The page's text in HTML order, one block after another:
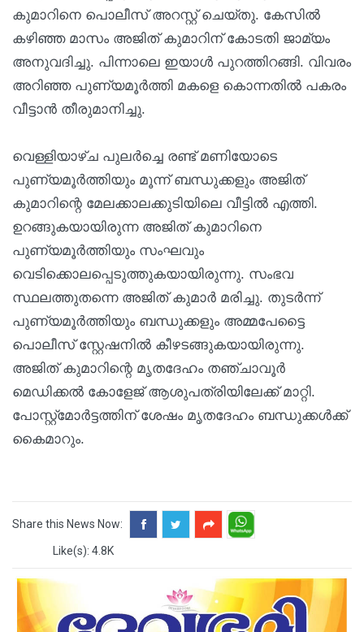
കുമാറിനെ പൊലീസ് അറസ്റ്റ് ചെയ്തു. കേസില്‍
കഴിഞ്ഞ മാസം അജിത് കുമാറിന് കോടതി ജാമ്യം
അനുവദിച്ചു. പിന്നാലെ ഇയാള്‍ പുറത്തിറങ്ങി. വിവരം
അറിഞ്ഞ പുണ്യമൂര്‍ത്തി മകളെ കൊന്നതില്‍ പകരം
വീട്ടാന്‍ തീരുമാനിച്ചു.
വെള്ളിയാഴ്ച പുലര്‍ച്ചെ രണ്ട് മണിയോടെ
പുണ്യമൂര്‍ത്തിയും മൂന്ന് ബന്ധുക്കളും അജിത്
കുമാറിന്റെ മേലക്കാലക്കുടിയിലെ വീട്ടില്‍ എത്തി.
ഉറങ്ങുകയായിരുന്ന അജിത് കുമാറിനെ
പുണ്യമൂര്‍ത്തിയും സംഘവും
വെടിക്കൊലപ്പെടുത്തുകയായിരുന്നു. സംഭവ
സ്ഥലത്തുതന്നെ അജിത് കുമാര്‍ മരിച്ചു. തുടര്‍ന്ന്
പുണ്യമൂര്‍ത്തിയും ബന്ധുക്കളും അമ്മപേട്ടൈ
പൊലീസ് സ്റ്റേഷനില്‍ കീഴടങ്ങുകയായിരുന്നു.
അജിത് കുമാറിന്റെ മൃതദേഹം തഞ്ചാവൂര്‍
മെഡിക്കല്‍ കോളേജ് ആശുപത്രിയിലേക്ക് മാറ്റി.
പോസ്റ്റ്‌മോര്‍ട്ടത്തിന് ശേഷം മൃതദേഹം ബന്ധുക്കള്‍ക്ക്
കൈമാറും.
Share this News Now:
Like(s): 4.8K